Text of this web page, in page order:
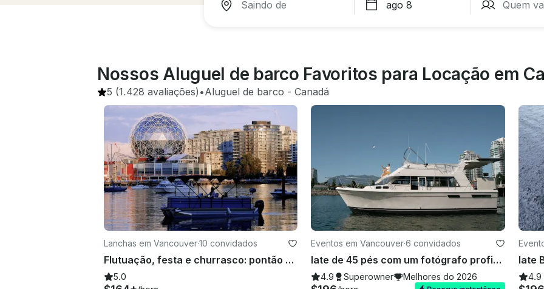
Nossos Aluguel de barco Favoritos para Locação em
5 (1.428 avaliações) •Aluguel de barco - Canadá
Lanchas em Vancouver·10 convidados
Flutuação, festa e churrasco: pontão de festas de luxo no coração de Vancouver
5.0
Eventos em Vancouver·6 convidados
Iate de 45 pés com um fotógrafo profissional | Luxo acessível
4.9 Superowner Melhores do 2026 4.9